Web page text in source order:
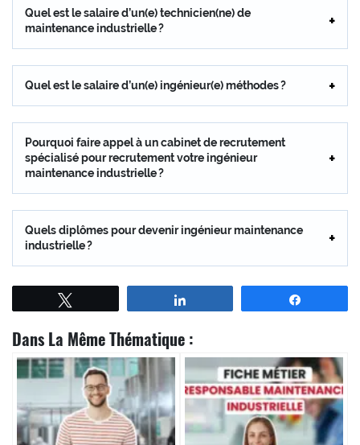
Quel est le salaire d’un(e) technicien(ne) de
maintenance industrielle ?
Quel est le salaire d’un(e) ingénieur(e) méthodes ?
Pourquoi faire appel à un cabinet de recrutement
spécialisé pour recrutement votre ingénieur
maintenance industrielle ?
Quels diplômes pour devenir ingénieur maintenance
industrielle ?
Dans La Même Thématique :